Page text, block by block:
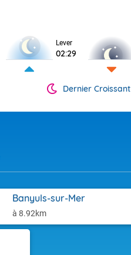
Lever
02:29
Dernier Croissant
Banyuls-sur-Mer
à 8.92km